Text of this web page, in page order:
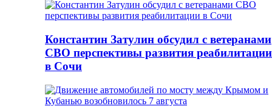
Константин Затулин обсудил с ветеранами
СВО перспективы развития реабилитации
в Сочи